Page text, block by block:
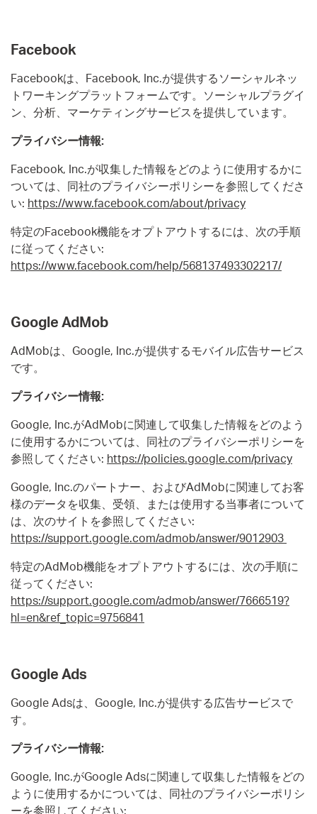
Facebook
Facebookは、Facebook, Inc.が提供するソーシャルネッ
トワーキングプラットフォームです。ソーシャルプラグイ
ン、分析、マーケティングサービスを提供しています。
プライバシー情報:
Facebook, Inc.が収集した情報をどのように使用するかに
ついては、同社のプライバシーポリシーを参照してくださ
い: https://www.facebook.com/about/privacy
特定のFacebook機能をオプトアウトするには、次の手順
に従ってください:
https://www.facebook.com/help/568137493302217/
Google AdMob
AdMobは、Google, Inc.が提供するモバイル広告サービス
です。
プライバシー情報:
Google, Inc.がAdMobに関連して収集した情報をどのよう
に使用するかについては、同社のプライバシーポリシーを
参照してください: https://policies.google.com/privacy
Google, Inc.のパートナー、およびAdMobに関連してお客
様のデータを収集、受領、または使用する当事者について
は、次のサイトを参照してください:
https://support.google.com/admob/answer/9012903
特定のAdMob機能をオプトアウトするには、次の手順に
従ってください:
https://support.google.com/admob/answer/7666519?
hl=en&ref_topic=9756841
Google Ads
Google Adsは、Google, Inc.が提供する広告サービスで
す。
プライバシー情報:
Google, Inc.がGoogle Adsに関連して収集した情報をどの
ように使用するかについては、同社のプライバシーポリシ
ーを参照してください: